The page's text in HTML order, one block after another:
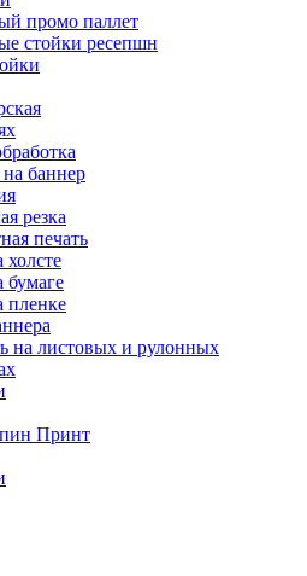
промо паллет
стойки ресепшн
баннер
резка
печать
холсте
бумаге
пленке
на листовых и рулонных
Принт